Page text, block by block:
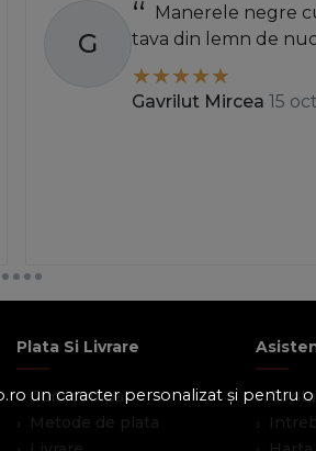
un caracter personalizat și pentru
G
Manerele negre
tava din lemn de
Gavrilut Mircea 15
Plata Si Livrare
Cum cumpar
Metode de plata